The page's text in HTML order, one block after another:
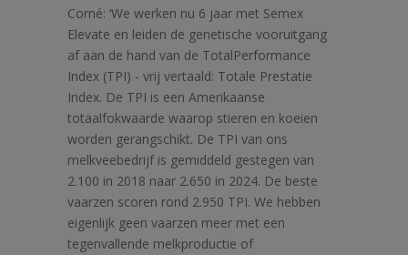
Corné: ‘We werken nu 6 jaar met Semex
Elevate en leiden de genetische vooruitgang
af aan de hand van de TotalPerformance
Index (TPI) - vrij vertaald: Totale Prestatie
Index. De TPI is een Amerikaanse
totaalfokwaarde waarop stieren en koeien
worden gerangschikt. De TPI van ons
melkveebedrijf is gemiddeld gestegen van
2.100 in 2018 naar 2.650 in 2024. De beste
vaarzen scoren rond 2.950 TPI. We hebben
eigenlijk geen vaarzen meer met een
tegenvallende melkproductie of